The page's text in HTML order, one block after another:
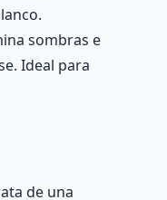
sombras e
Ideal para
de una